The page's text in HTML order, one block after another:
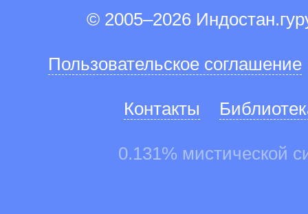
© 2005–2026
Пользовательское соглашение
Контакты
0.131% мистической